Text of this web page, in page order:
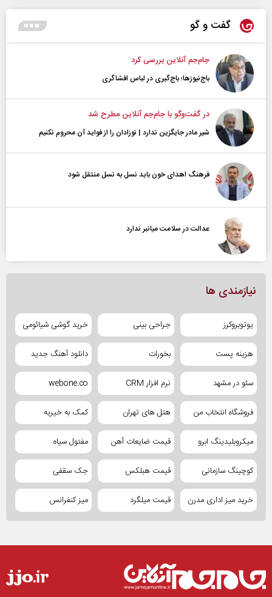
گفت و گو
جام‌جم آنلاین بررسی کرد
باج‌نیوزها؛ باج‌گیری در لباس افشاگری
در گفت‌و‌گو با جام‌جم آنلاین مطرح شد
شیر مادر جایگزین ندارد | نوزادان را از فواید آن محروم نکنیم
فرهنگ اهدای خون باید نسل به نسل منتقل شود
عدالت در سلامت میانبر ندارد
نیازمندی ها
یوتوبروکرز جراحی بینی خرید گوشی شیائومی
هزینه پست بخورات دانلود آهنگ جدید
سئو در مشهد نرم افزار CRM webone.co
فروشگاه انتخاب من هتل های تهران کمک به خیریه
میکروبلیدینگ ابرو قیمت ضایعات آهن مفتول سیاه
کوچینگ سازمانی قیمت هبلکس جک سقفی
خرید میز اداری مدرن قیمت میلگرد میز کنفرانس